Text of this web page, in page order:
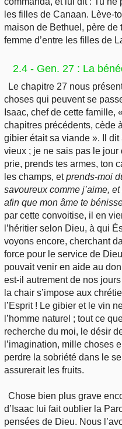
les filles de Canaan. Lève-
maison de Bethuel, père de
femme d’entre les filles de
2.4 - Gen. 27 : La
Le chapitre 27 nous
choses qui peuvent se
Isaac, chef de cette famille,
chapitres précédents, cède à
gibier était sa viande ». Il
vieux ; je ne sais pas le jour
prie, prends tes armes, ton
les champs, etprends-moi
savoureux comme j’aime,
afin que mon âme te
par cette convoitise, il en
l’héritier selon Dieu, à qui
voyons encore, cherchant
force pour le service de
pouvait venir en aide au
est-il autrement de nos
la chair s’impose aux
l’Esprit ! Le gibier et le vin
l’homme naturel ; tout ce
recherche du moi, le désir
l’imagination, mille choses
perdre la sobriété dans le
assurerait les fruits.
Chose bien plus grave
d’Isaac lui fait oublier la
pensées de Dieu. Nous